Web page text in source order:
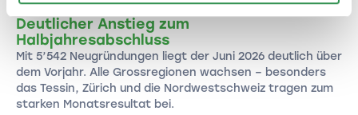
Neugründungen in der Schweiz (Juni 2026):
Deutlicher Anstieg zum
Halbjahresabschluss
Mit 5’542 Neugründungen liegt der Juni 2026 deutlich über
dem Vorjahr. Alle Grossregionen wachsen – besonders
das Tessin, Zürich und die Nordwestschweiz tragen zum
starken Monatsresultat bei.